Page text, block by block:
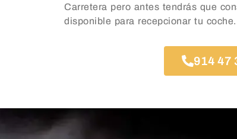
Carretera pero antes tendrás que
disponible para recepcionar tu coche.
914 47